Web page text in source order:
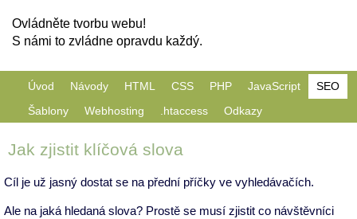
Ovládněte tvorbu webu!
S námi to zvládne opravdu každý.
Úvod Návody HTML CSS PHP JavaScript
SEO
Šablony
Webhosting .htaccess Odkazy
Jak zjistit klíčová slova
Cíl je už jasný dostat se na přední příčky ve vyhledávačích.
Ale na jaká hledaná slova? Prostě se musí zjistit co návštěvníci